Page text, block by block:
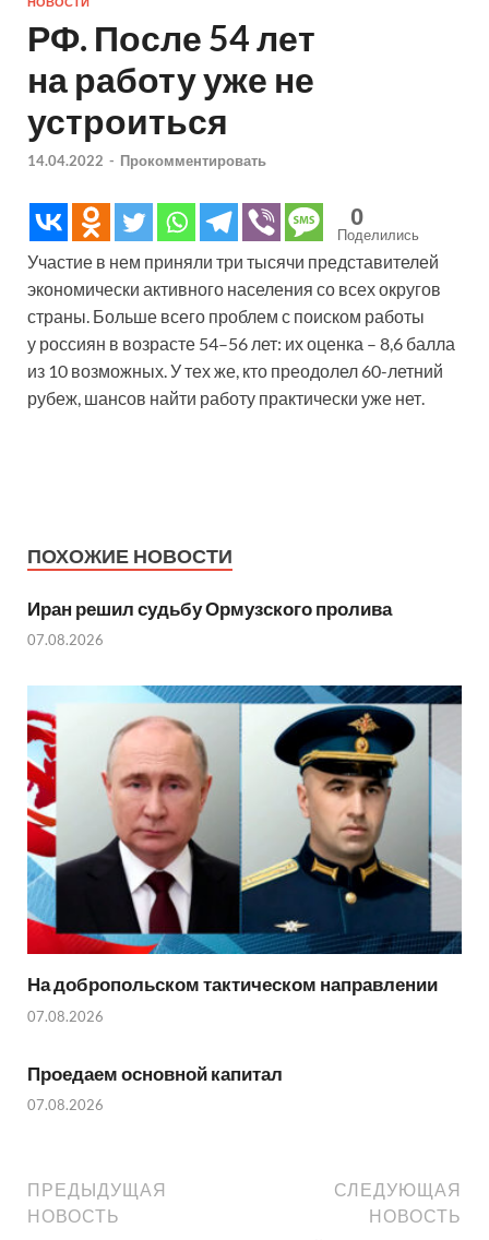
РФ. После 54 лет
на работу уже не
устроиться
14.04.2022 - Прокомментировать
0
Поделились
Участие в нем приняли три тысячи представителей
экономически активного населения со всех округов
страны. Больше всего проблем с поиском работы
у россиян в возрасте 54–56 лет: их оценка – 8,6 балла
из 10 возможных. У тех же, кто преодолел 60-летний
рубеж, шансов найти работу практически уже нет.
ПОХОЖИЕ НОВОСТИ
Иран решил судьбу Ормузского пролива
07.08.2026
На добропольском тактическом направлении
07.08.2026
Проедаем основной капитал
07.08.2026
ПРЕДЫДУЩАЯ
НОВОСТЬ
СЛЕДУЮЩАЯ
НОВОСТЬ